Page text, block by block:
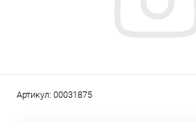
Артикул: 00031875